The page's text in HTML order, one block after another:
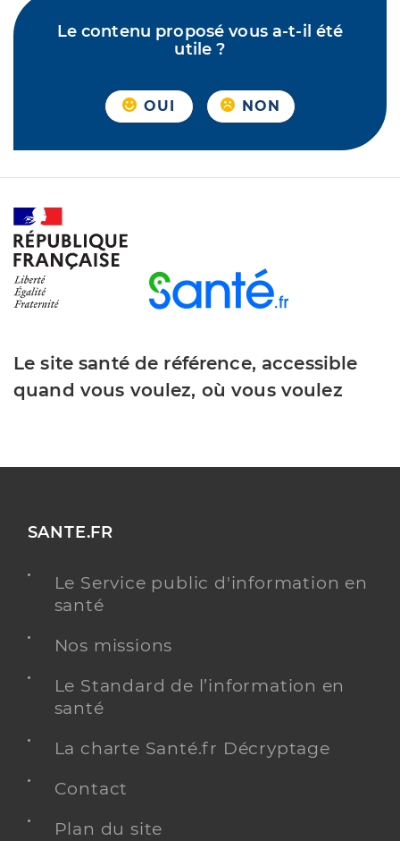
Le contenu proposé vous a-t-il été
utile ?
OUI NON
Le site santé de référence, accessible
quand vous voulez, où vous voulez
SANTE.FR
Le Service public d'information en
santé
Nos missions
Le Standard de l’information en
santé
La charte Santé.fr Décryptage
Contact
Plan du site